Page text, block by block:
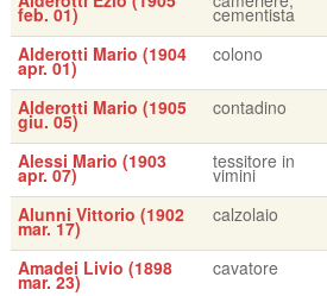
feb. 01) cementista
Alderotti Mario (1904
apr. 01)
colono
Alderotti Mario (1905
giu. 05)
contadino
Alessi Mario (1903
apr. 07)
tessitore in
vimini
Alunni Vittorio (1902
mar. 17)
calzolaio
Amadei Livio (1898
mar. 23)
cavatore